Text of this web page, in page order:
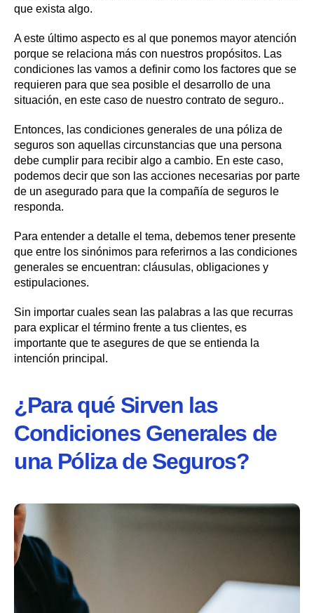
que exista algo.
A este último aspecto es al que ponemos mayor atención
porque se relaciona más con nuestros propósitos. Las
condiciones las vamos a definir como los factores que se
requieren para que sea posible el desarrollo de una
situación, en este caso de nuestro contrato de seguro..
Entonces, las condiciones generales de una póliza de
seguros son aquellas circunstancias que una persona
debe cumplir para recibir algo a cambio. En este caso,
podemos decir que son las acciones necesarias por parte
de un asegurado para que la compañía de seguros le
responda.
Para entender a detalle el tema, debemos tener presente
que entre los sinónimos para referirnos a las condiciones
generales se encuentran: cláusulas, obligaciones y
estipulaciones.
Sin importar cuales sean las palabras a las que recurras
para explicar el término frente a tus clientes, es
importante que te asegures de que se entienda la
intención principal.
¿Para qué Sirven las
Condiciones Generales de
una Póliza de Seguros?